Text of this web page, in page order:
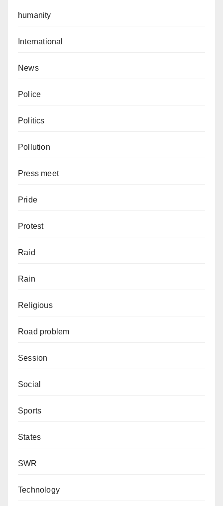
humanity
International
News
Police
Politics
Pollution
Press meet
Pride
Protest
Raid
Rain
Religious
Road problem
Session
Social
Sports
States
SWR
Technology